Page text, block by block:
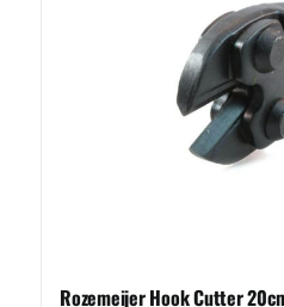
Rozemeijer Hook Cutter